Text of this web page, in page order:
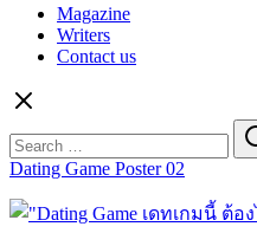
Magazine
Writers
Contact us
for:
Dating Game Poster 02